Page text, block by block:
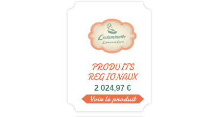
PRODUITS
REGIONAUX
ESTAMINET...
2 024,97 €
Voir le produit